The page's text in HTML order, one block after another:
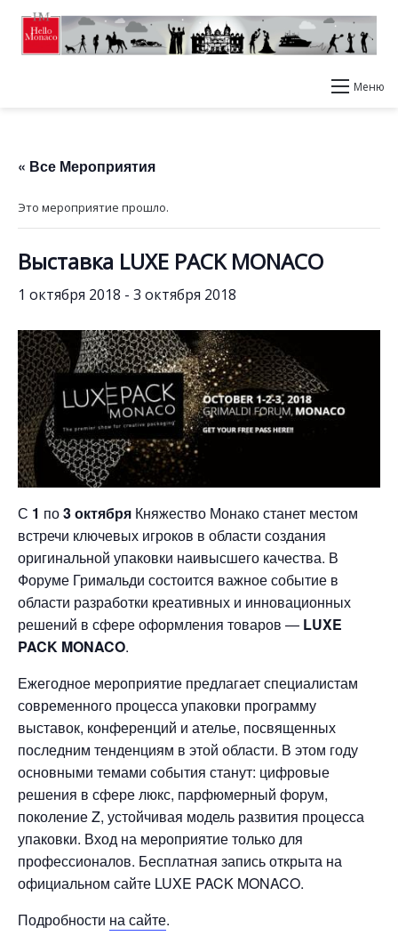
Меню
« Все Мероприятия
Это мероприятие прошло.
Выставка LUXE PACK MONACO
1 октября 2018 - 3 октября 2018
С 1 по3 октября Княжество Монако станет местом
встречи ключевых игроков в области создания
оригинальной упаковки наивысшего качества. В
Форуме Гримальди состоится важное событие в
области разработки креативных и инновационных
решений в сфере оформления товаров — LUXE
PACK MONACO.
Ежегодное мероприятие предлагает специалистам
современного процесса упаковки программу
выставок, конференций и ателье, посвященных
последним тенденциям в этой области. В этом году
основными темами события станут: цифровые
решения в сфере люкс, парфюмерный форум,
поколение Z, устойчивая модель развития процесса
упаковки. Вход на мероприятие только для
профессионалов. Бесплатная запись открыта на
официальном сайте LUXE PACK MONACO.
Подробности на сайте.